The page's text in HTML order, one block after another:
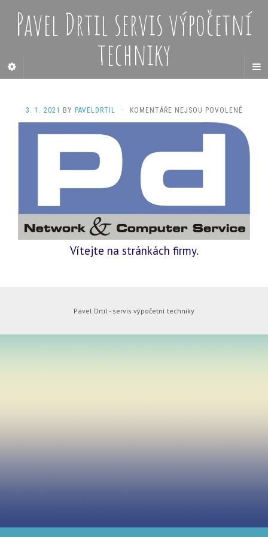
Pavel Drtil servis výpočetní
techniky
3. 1. 2021 BY PAVELDRTIL · KOMENTÁŘE NEJSOU POVOLENÉU
S
Vítejte na stránkách firmy.
Pavel Drtil - servis výpočetní techniky